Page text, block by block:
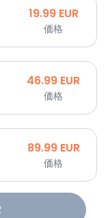
19.99 EUR
価格
46.99 EUR
価格
89.99 EUR
価格